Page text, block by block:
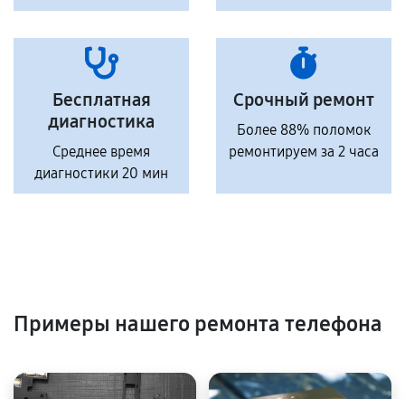
Бесплатная
диагностика
Среднее время
диагностики 20 мин
Срочный ремонт
Более 88% поломок
ремонтируем за 2 часа
Примеры нашего ремонта телефона